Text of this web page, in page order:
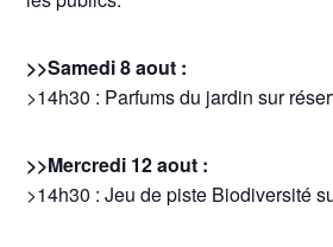
>>Samedi 8 aout :
>14h30 : Parfums du jardin sur
>>Mercredi 12 aout :
>14h30 : Jeu de piste Biodiversité